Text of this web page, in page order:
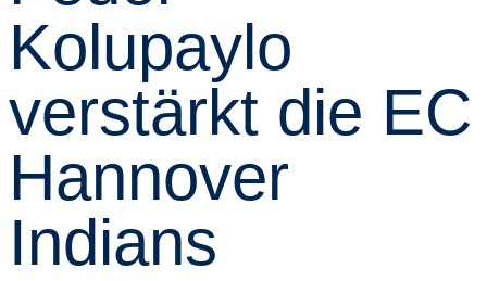
Kolupaylo
verstärkt die EC
Hannover
Indians